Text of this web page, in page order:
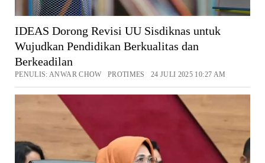
IDEAS Dorong Revisi UU Sisdiknas untuk
Wujudkan Pendidikan Berkualitas dan
Berkeadilan
PENULIS: ANWAR CHOW PROTIMES 24 JULI 2025 10:27 AM